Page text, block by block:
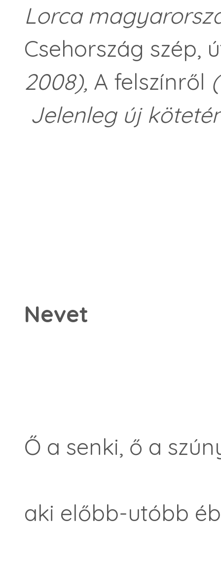
Lorca
Csehország szép,
2008), A felszínről
Jelenleg új
Nevet
Ő a senki, ő a
aki előbb-utóbb